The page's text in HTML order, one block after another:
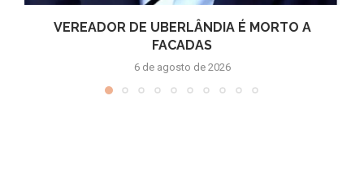
VEREADOR DE UBERLÂNDIA É MORTO A
FACADAS
6 de agosto de 2026